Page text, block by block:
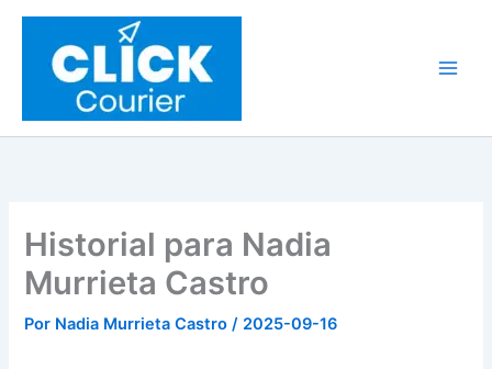
contenido
Historial para Nadia
Murrieta Castro
Por Nadia Murrieta Castro/ 2025-09-16